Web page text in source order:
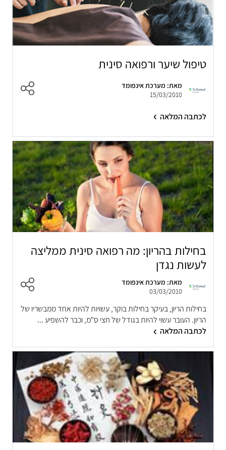
טיפול שיער ורפואה סינית
מאת: מערכת אינפומד
15/03/2010
לכתבה המלאה
בחילות בהריון: מה רפואה סינית ממליצה
לעשות נגדן
מאת: מערכת אינפומד
03/03/2010
בחילות הריון, בעיקר בחילות בוקר, עשויות להיות אחד ממבשריו של
הריון. העובר עשוי להיות בגודל של חצי ס"מ, וכבר להשפיע ...
לכתבה המלאה